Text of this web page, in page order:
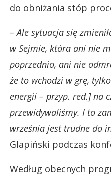
do obniżania stóp
– Ale sytuacja się
w Sejmie, która ani nie
poprzednio, ani nie
że to wchodzi w grę,
energii – przyp. red.] na
przewidywaliśmy. I to
września jest trudne do
Glapiński podczas
Według obecnych